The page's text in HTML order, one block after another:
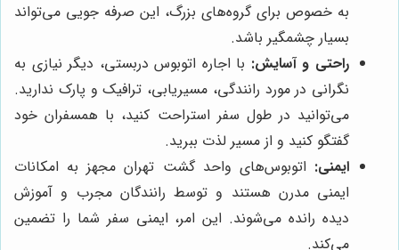
به خصوص برای گروه‌های بزرگ، این صرفه جویی می‌تواند
بسیار چشمگیر باشد.
راحتی و آسایش: با اجاره اتوبوس دربستی، دیگر نیازی به
نگرانی در مورد رانندگی، مسیریابی، ترافیک و پارک ندارید.
می‌توانید در طول سفر استراحت کنید، با همسفران خود
گفتگو کنید و از مسیر لذت ببرید.
ایمنی: اتوبوس‌های واحد گشت تهران مجهز به امکانات
ایمنی مدرن هستند و توسط رانندگان مجرب و آموزش
دیده رانده می‌شوند. این امر، ایمنی سفر شما را تضمین
می‌کند.